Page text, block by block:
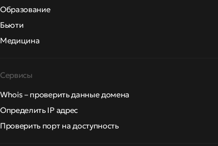
Образование
Бьюти
Медицина
Сервисы
Whois – проверить данные домена
Определить IP адрес
Проверить порт на доступность